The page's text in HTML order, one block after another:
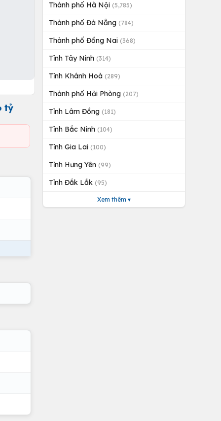
tỷ
Thành phố Hà Nội (5,785)
Thành phố Đà Nẵng (784)
Thành phố Đồng Nai (368)
Tỉnh Tây Ninh (314)
Tỉnh Khánh Hoà (289)
Thành phố Hải Phòng (207)
Tỉnh Lâm Đồng (181)
Tỉnh Bắc Ninh (104)
Tỉnh Gia Lai (100)
Tỉnh Hưng Yên (99)
Tỉnh Đắk Lắk (95)
Xem thêm ▾